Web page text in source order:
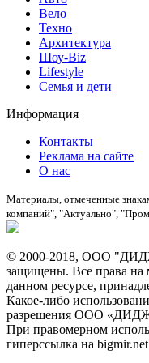
Вело
Техно
Архитектура
Шоу-Biz
Lifestyle
Семья и дети
Информация
Контакты
Реклама на сайте
О нас
Материалы, отмеченные
компаний", "Актуально",
© 2000-2018, ООО
защищены. Все права на
данном ресурсе,
Какое-либо
разрешения ООО
При правомерном
гиперссылка на bigmir.net